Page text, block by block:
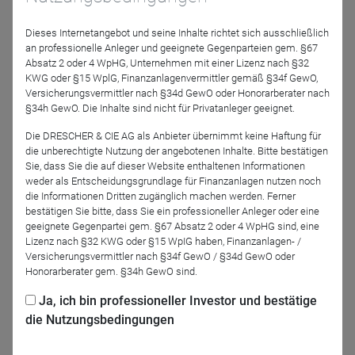
4.10. von 10-11:30 Uhr
Principal Adverse Impacts (PAIs)
Ausschlüsse
Engagement (Aktiver Dialog auf Unternehmensebene)
und Abstimmungspolitik
Deutschland: Die Veranstaltung ist beim FPSB Deutschland
unter der Nummer 23-123 registriert und wird mit 3 CPD-
Credits bewertet. Für den ersten Teil sind das 1,0 Credits für
Themengebiet 1.2 b und 0,5 Credits für Themengebiet 1.4
d. Österreich: Die Veranstaltung ist beim Verband Financial
Planners Österreich unter der Nummer 491-2023 registriert
und wird mit 3 Credits bewertet. Um die vollen Credits zu
erhalten, ist die Teilnahme an beiden Teilen der
Veranstaltung erforderlich.
Dieses Internetangebot und seine Inhalte richtet sich ausschließlich
an professionelle Anleger und geeignete Gegenparteien gem. §67
Absatz 2 oder 4 WpHG, Unternehmen mit einer Lizenz nach §32
KWG oder §15 WplG, Finanzanlagenvermittler gemäß §34f GewO,
Versicherungsvermittler nach §34d GewO oder Honorarberater nach
§34h GewO. Die Inhalte sind nicht für Privatanleger geeignet.
Die DRESCHER & CIE AG als Anbieter übernimmt keine Haftung für
die unberechtigte Nutzung der angebotenen Inhalte. Bitte bestätigen
Sie, dass Sie die auf dieser Website enthaltenen Informationen
weder als Entscheidungsgrundlage für Finanzanlagen nutzen noch
die Informationen Dritten zugänglich machen werden. Ferner
bestätigen Sie bitte, dass Sie ein professioneller Anleger oder eine
geeignete Gegenpartei gem. §67 Absatz 2 oder 4 WpHG sind, eine
Lizenz nach §32 KWG oder §15 WpIG haben, Finanzanlagen- /
Versicherungsvermittler nach §34f GewO / §34d GewO oder
Honorarberater gem. §34h GewO sind.
Ja, ich bin professioneller Investor und bestätige
die Nutzungsbedingungen